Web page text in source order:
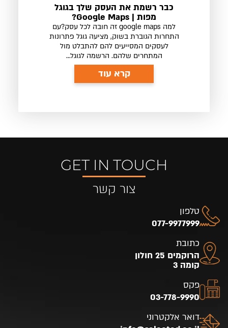
כבר רשמת את העסק שלך בגוגל
מפות | Google Maps?
למה google maps זה חובה לכל עסק?עם
התחרות הגוברת בשוק, מציעה גוגל פתרונות
לעסקים המסייעים להם להתבלט מול
המתחרים שלהם. הרשמה לגוגל...
קרא עוד
GET IN TOUCH
צור קשר
טלפון
077-9977999
כתובת
הרוקמים 25 חולון
קומה 3
פקס
03-778-9990
דואר אלקטרוני